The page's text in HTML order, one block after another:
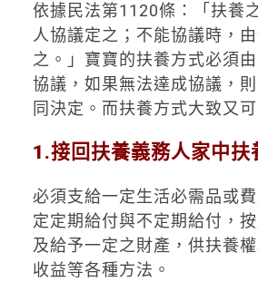
依據民法第1120條：「扶養
人協議定之；不能協議時，
之。」寶寶的扶養方式必須
協議，如果無法達成協議，
同決定。而扶養方式大致又可
1.接回扶養義務人家中扶
必須支給一定生活必需品或
定定期給付與不定期給付，
及給予一定之財產，供扶養
收益等各種方法。